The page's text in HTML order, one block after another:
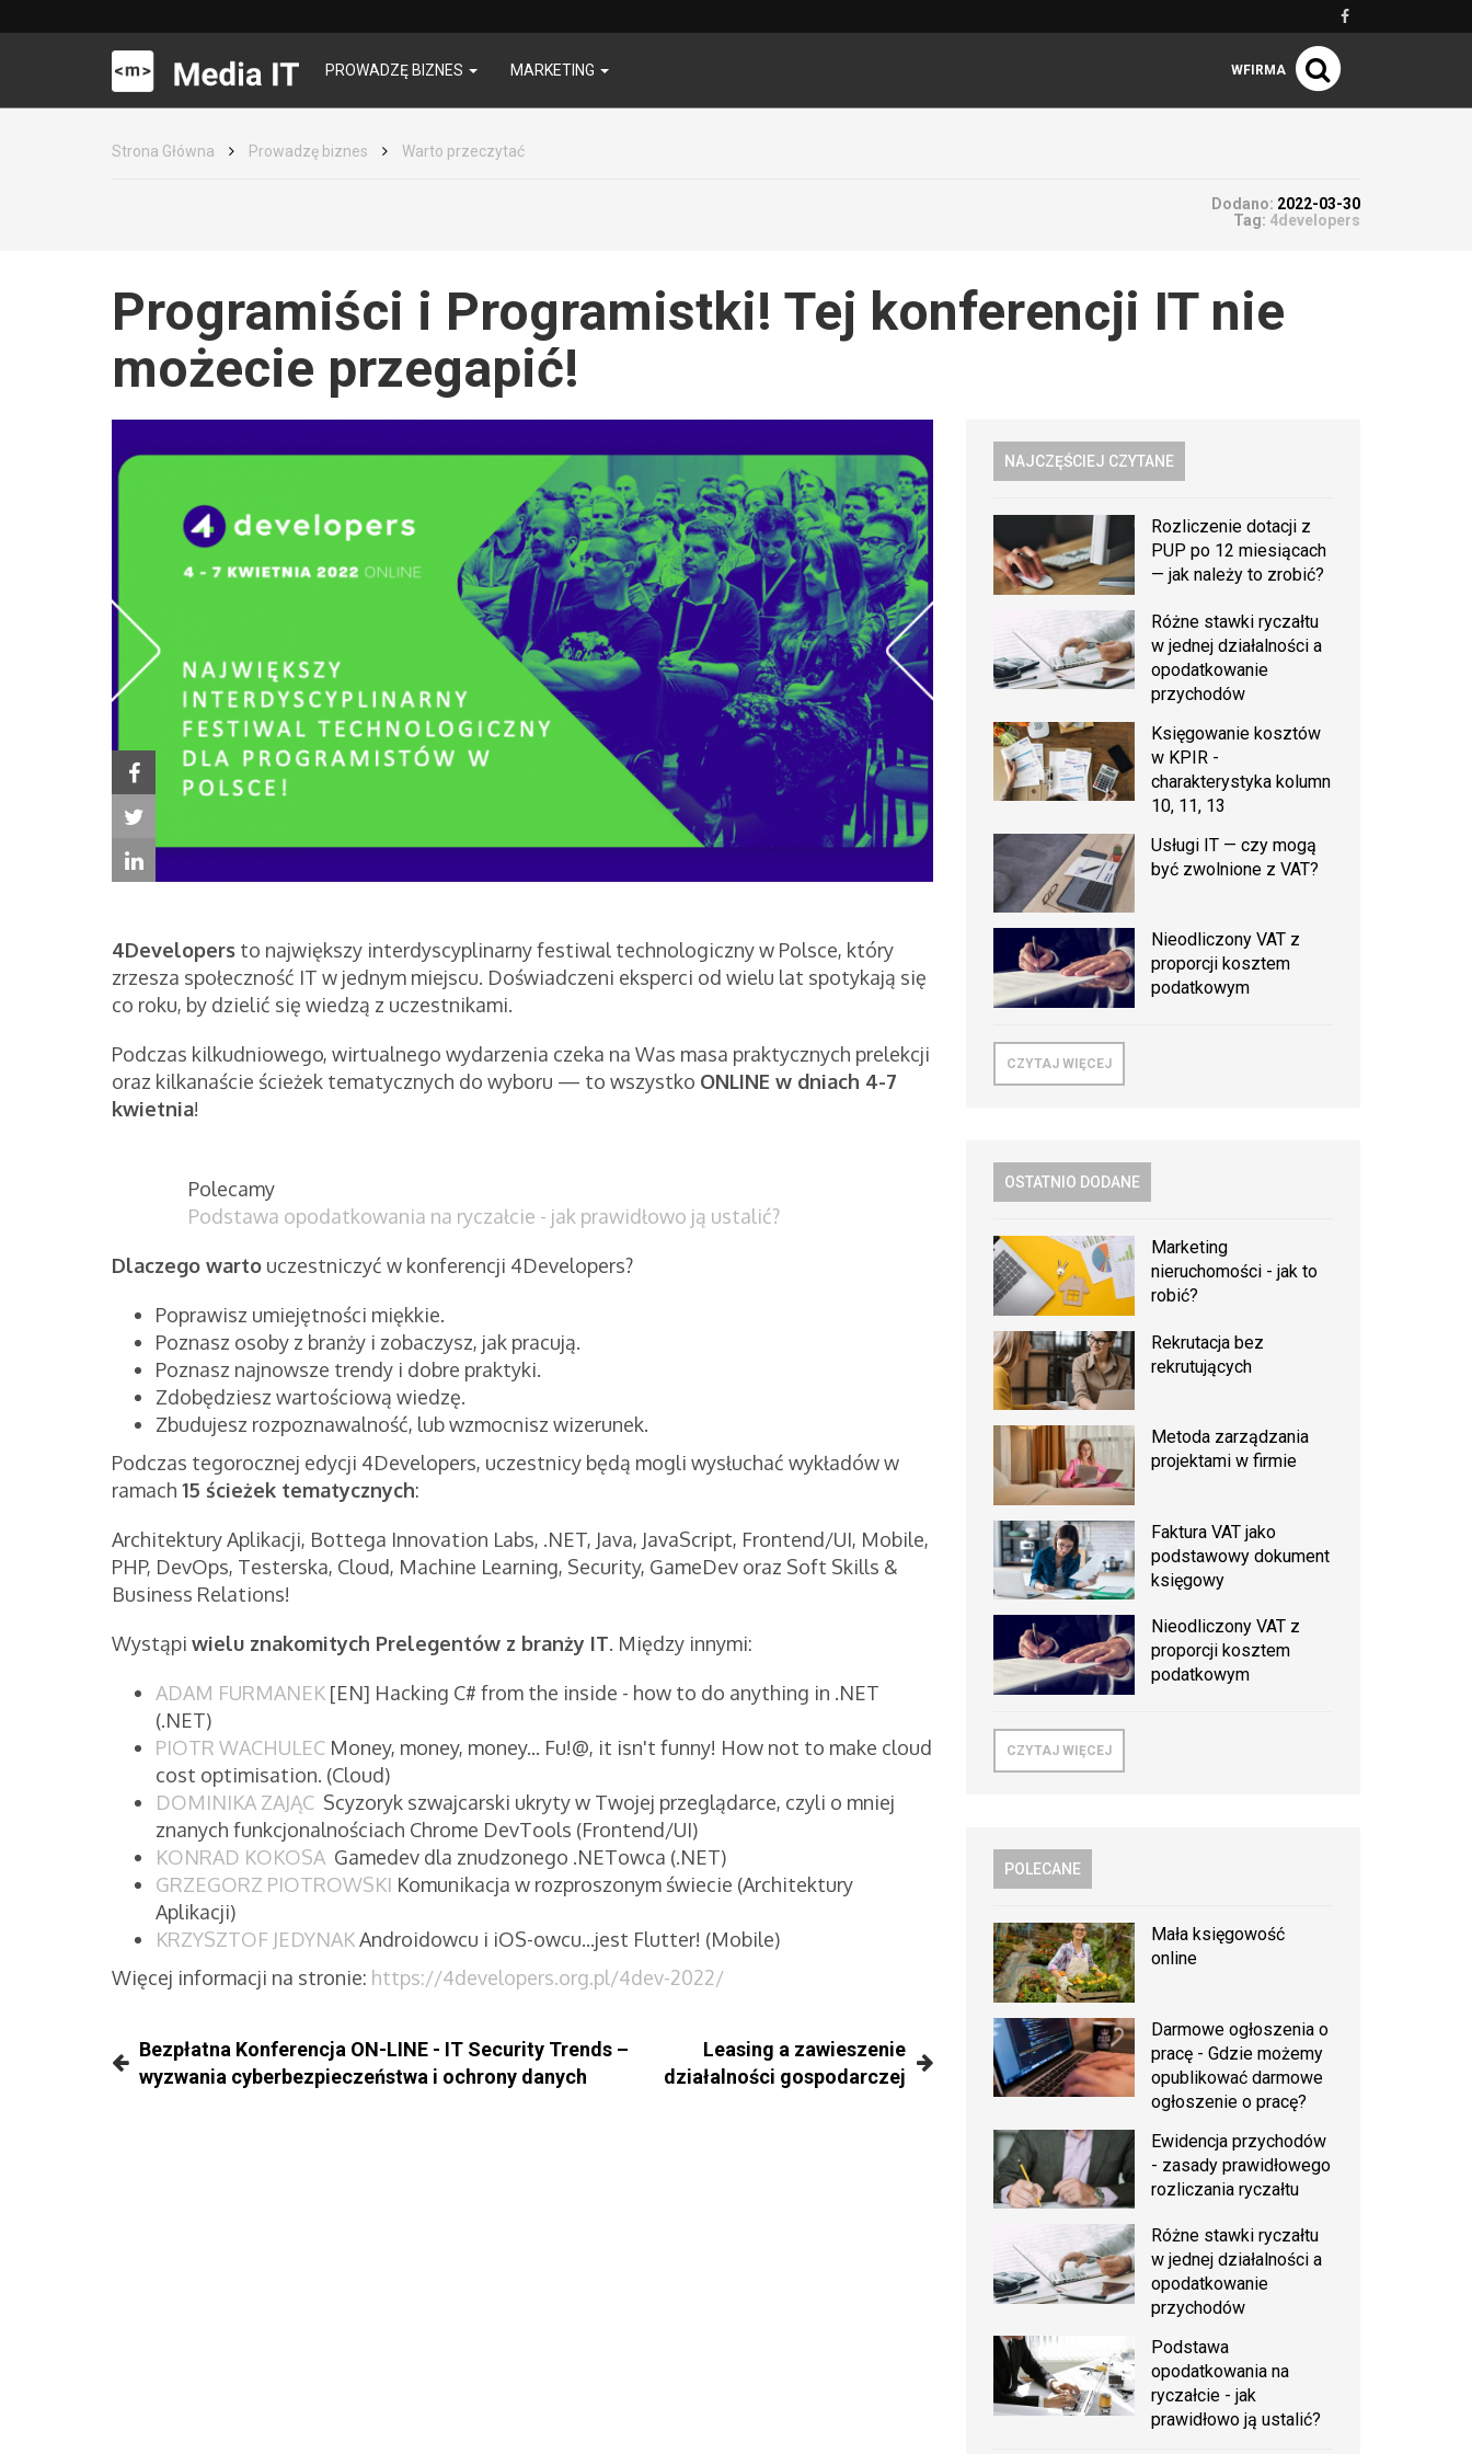
PROWADZĘ BIZNES MARKETING WFIRMA
Strona Główna Prowadzę biznes Warto przeczytać
Dodano: 2022-03-30
Tag: 4developers
Programiści i Programistki! Tej konferencji IT nie
możecie przegapić!
4Developers to największy interdyscyplinarny festiwal technologiczny w Polsce, który
zrzesza społeczność IT w jednym miejscu. Doświadczeni eksperci od wielu lat spotykają się
co roku, by dzielić się wiedzą z uczestnikami.
Podczas kilkudniowego, wirtualnego wydarzenia czeka na Was masa praktycznych prelekcji
oraz kilkanaście ścieżek tematycznych do wyboru — to wszystko ONLINE w dniach 4-7
kwietnia!
Polecamy
Podstawa opodatkowania na ryczałcie - jak prawidłowo ją ustalić?
Dlaczego warto uczestniczyć w konferencji 4Developers?
Poprawisz umiejętności miękkie.
Poznasz osoby z branży i zobaczysz, jak pracują.
Poznasz najnowsze trendy i dobre praktyki.
Zdobędziesz wartościową wiedzę.
Zbudujesz rozpoznawalność, lub wzmocnisz wizerunek.
Podczas tegorocznej edycji 4Developers, uczestnicy będą mogli wysłuchać wykładów w
ramach 15 ścieżek tematycznych:
Architektury Aplikacji, Bottega Innovation Labs, .NET, Java, JavaScript, Frontend/UI, Mobile,
PHP, DevOps, Testerska, Cloud, Machine Learning, Security, GameDev oraz Soft Skills &
Business Relations!
Wystąpi wielu znakomitych Prelegentów z branży IT. Między innymi:
ADAM FURMANEK [EN] Hacking C# from the inside - how to do anything in .NET
(.NET)
PIOTR WACHULEC Money, money, money... Fu!@, it isn't funny! How not to make cloud
cost optimisation. (Cloud)
DOMINIKA ZAJĄC Scyzoryk szwajcarski ukryty w Twojej przeglądarce, czyli o mniej
znanych funkcjonalnościach Chrome DevTools (Frontend/UI)
KONRAD KOKOSA Gamedev dla znudzonego .NETowca (.NET)
GRZEGORZ PIOTROWSKI Komunikacja w rozproszonym świecie (Architektury
Aplikacji)
KRZYSZTOF JEDYNAKAndroidowcu i iOS-owcu...jest Flutter! (Mobile)
Więcej informacji na stronie: https://4developers.org.pl/4dev-2022/
Bezpłatna Konferencja ON-LINE - IT Security Trends –
wyzwania cyberbezpieczeństwa i ochrony danych
Leasing a zawieszenie
działalności gospodarczej
NAJCZĘŚCIEJ CZYTANE
Rozliczenie dotacji z
PUP po 12 miesiącach
— jak należy to zrobić?
Różne stawki ryczałtu
w jednej działalności a
opodatkowanie
przychodów
Księgowanie kosztów
w KPIR -
charakterystyka kolumn
10, 11, 13
Usługi IT — czy mogą
być zwolnione z VAT?
Nieodliczony VAT z
proporcji kosztem
podatkowym
CZYTAJ WIĘCEJ
OSTATNIO DODANE
Marketing
nieruchomości - jak to
robić?
Rekrutacja bez
rekrutujących
Metoda zarządzania
projektami w firmie
Faktura VAT jako
podstawowy dokument
księgowy
Nieodliczony VAT z
proporcji kosztem
podatkowym
CZYTAJ WIĘCEJ
POLECANE
Mała księgowość
online
Darmowe ogłoszenia o
pracę - Gdzie możemy
opublikować darmowe
ogłoszenie o pracę?
Ewidencja przychodów
- zasady prawidłowego
rozliczania ryczałtu
Różne stawki ryczałtu
w jednej działalności a
opodatkowanie
przychodów
Podstawa
opodatkowania na
ryczałcie - jak
prawidłowo ją ustalić?